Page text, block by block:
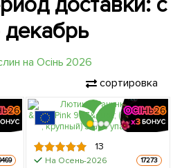
декабрь
сортировка
5шт
13
На Осень-2026 17273